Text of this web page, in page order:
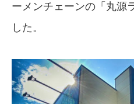
ーメンチェーンの「丸源
した。